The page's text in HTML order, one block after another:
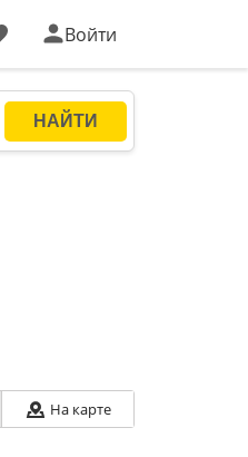
Войти
На карте